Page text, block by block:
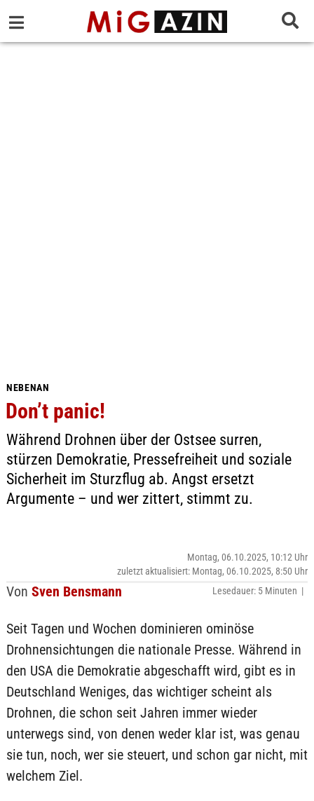
NEBENAN
Don’t panic!
Während Drohnen über der Ostsee surren,
stürzen Demokratie, Pressefreiheit und soziale
Sicherheit im Sturzflug ab. Angst ersetzt
Argumente – und wer zittert, stimmt zu.
Von Sven Bensmann
Montag, 06.10.2025, 10:12 Uhr
zuletzt aktualisiert: Montag, 06.10.2025, 8:50 Uhr
Lesedauer: 5 Minuten |
Seit Tagen und Wochen dominieren ominöse
Drohnensichtungen die nationale Presse. Während in
den USA die Demokratie abgeschafft wird, gibt es in
Deutschland Weniges, das wichtiger scheint als
Drohnen, die schon seit Jahren immer wieder
unterwegs sind, von denen weder klar ist, was genau
sie tun, noch, wer sie steuert, und schon gar nicht, mit
welchem Ziel.